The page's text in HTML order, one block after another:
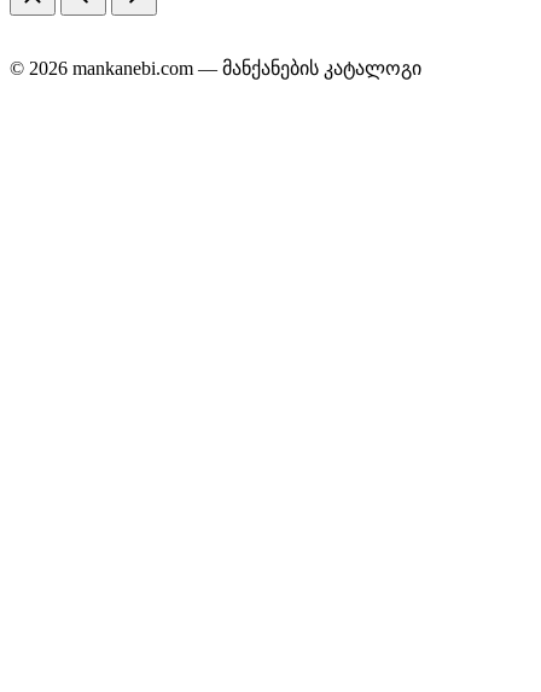
© 2026 mankanebi.com — მანქანების კატალოგი